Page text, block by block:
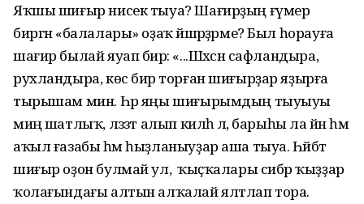
Яҡшы шиғыр нисек тыуа? Шағирҙың ғүмер
биргән «балалары» оҙаҡ йәшәрҙәрме? Был һорауға
шағир былай яуап бирә: «...Шәхсән сафландыра,
рухландыра, көс бирә торған шиғырҙар яҙырға
тырышам мин. Һәр яңы шиғырымдың тыуыуы
миңә шатлыҡ, ләззәт алып килһә лә, барыһы ла йән һәм
аҡыл ғазабы һәм һыҙланыуҙар аша тыуа. Һәйбәт
шиғыр оҙон булмай ул, ә ҡыҫҡалары сибәр ҡыҙҙар
ҡолағындағы алтын алҡалай ялтлап тора.